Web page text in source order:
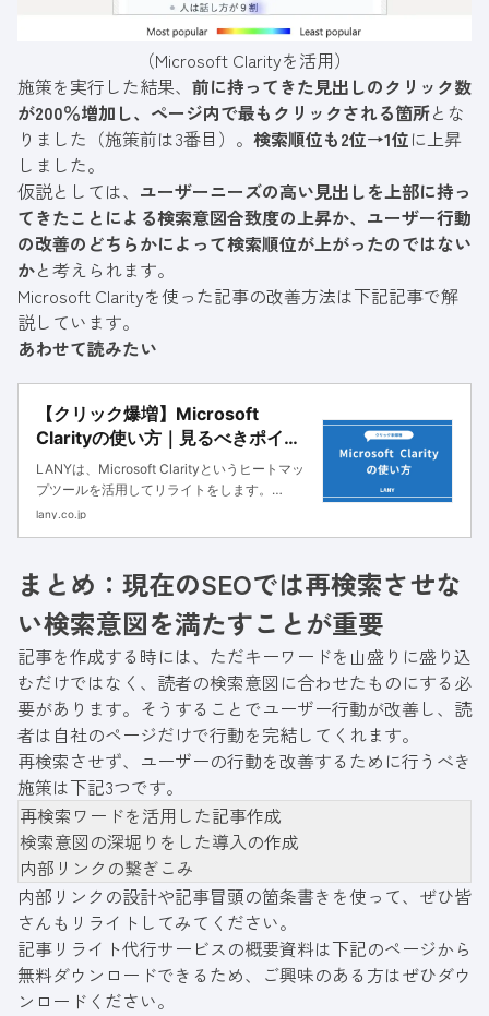
（Microsoft Clarityを活用）
施策を実行した結果、 前に持ってきた見出しのクリック数
が200％増加し、ページ内で最もクリックされる箇所とな
りました（施策前は3番目）。 検索順位も2位→1位に上昇
しました。
仮説としては、 ユーザーニーズの高い見出しを上部に持っ
てきたことによる検索意図合致度の上昇か、ユーザー行動
の改善のどちらかによって検索順位が上がったのではない
かと考えられます。
Microsoft Clarityを使った記事の改善方法は下記記事で解
説しています。
あわせて読みたい
【クリック爆増】Microsoft
Clarityの使い方｜見るべきポイン
トと記事改善方法
LANYは、Microsoft Clarityというヒートマッ
プツールを活用してリライトをします。
Clarityを用いるとユーザーのページ内行動（ク
です。
lany.co.jp
まとめ：現在のSEOでは再検索させな
い検索意図を満たすことが重要
記事を作成する時には、ただキーワードを山盛りに盛り込
むだけではなく、読者の検索意図に合わせたものにする必
要があります。そうすることでユーザー行動が改善し、読
者は自社のページだけで行動を完結してくれます。
再検索させず、ユーザーの行動を改善するために行うべき
施策は下記3つです。
再検索ワードを活用した記事作成
検索意図の深堀りをした導入の作成
内部リンクの繋ぎこみ
内部リンクの設計や記事冒頭の箇条書きを使って、ぜひ皆
さんもリライトしてみてください。
記事リライト代行サービスの概要資料は下記のページから
無料ダウンロードできるため、ご興味のある方はぜひダウ
ンロードください。